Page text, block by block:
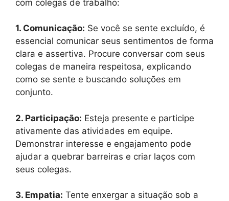
com colegas de trabalho:
1. Comunicação: Se você se sente excluído, é
essencial comunicar seus sentimentos de forma
clara e assertiva. Procure conversar com seus
colegas de maneira respeitosa, explicando
como se sente e buscando soluções em
conjunto.
2. Participação: Esteja presente e participe
ativamente das atividades em equipe.
Demonstrar interesse e engajamento pode
ajudar a quebrar barreiras e criar laços com
seus colegas.
3. Empatia: Tente enxergar a situação sob a